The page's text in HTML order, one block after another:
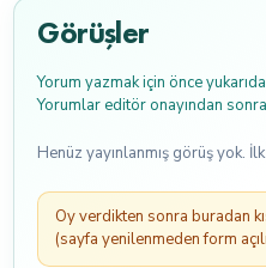
Görüşler
Yorum yazmak için önce
Yorumlar editör onayından sonra
Henüz yayınlanmış görüş yok.
Oy verdikten sonra buradan
(sayfa yenilenmeden form